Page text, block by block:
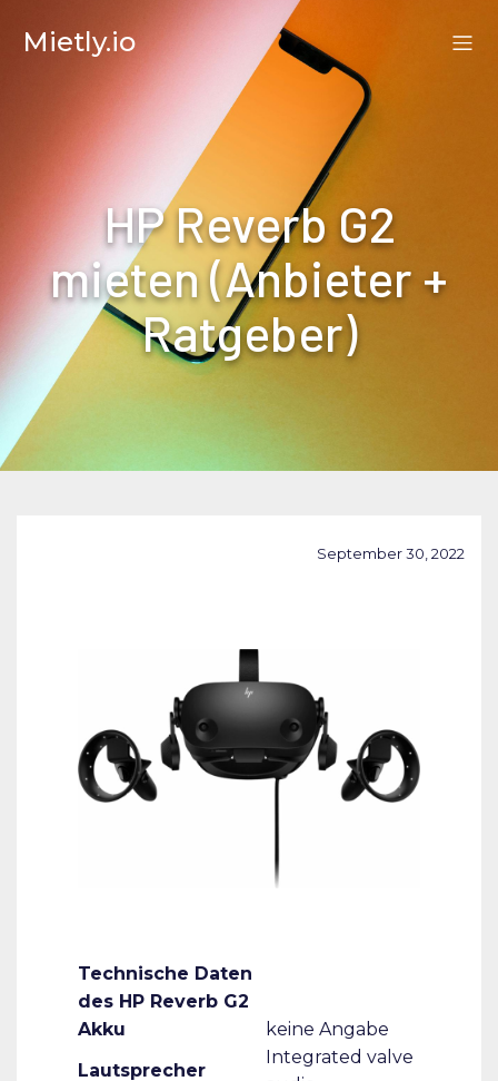
Mietly.io
HP Reverb G2
mieten (Anbieter +
Ratgeber)
September 30, 2022
Technische Daten
des HP Reverb G2
Akku
keine Angabe
Lautsprecher
Integrated valve